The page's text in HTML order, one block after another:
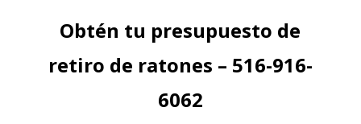
Obtén tu presupuesto de
retiro de ratones – 516-916-
6062